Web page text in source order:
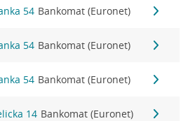
54 Bankomat (Euronet)
54 Bankomat (Euronet)
54 Bankomat (Euronet)
14 Bankomat (Euronet)